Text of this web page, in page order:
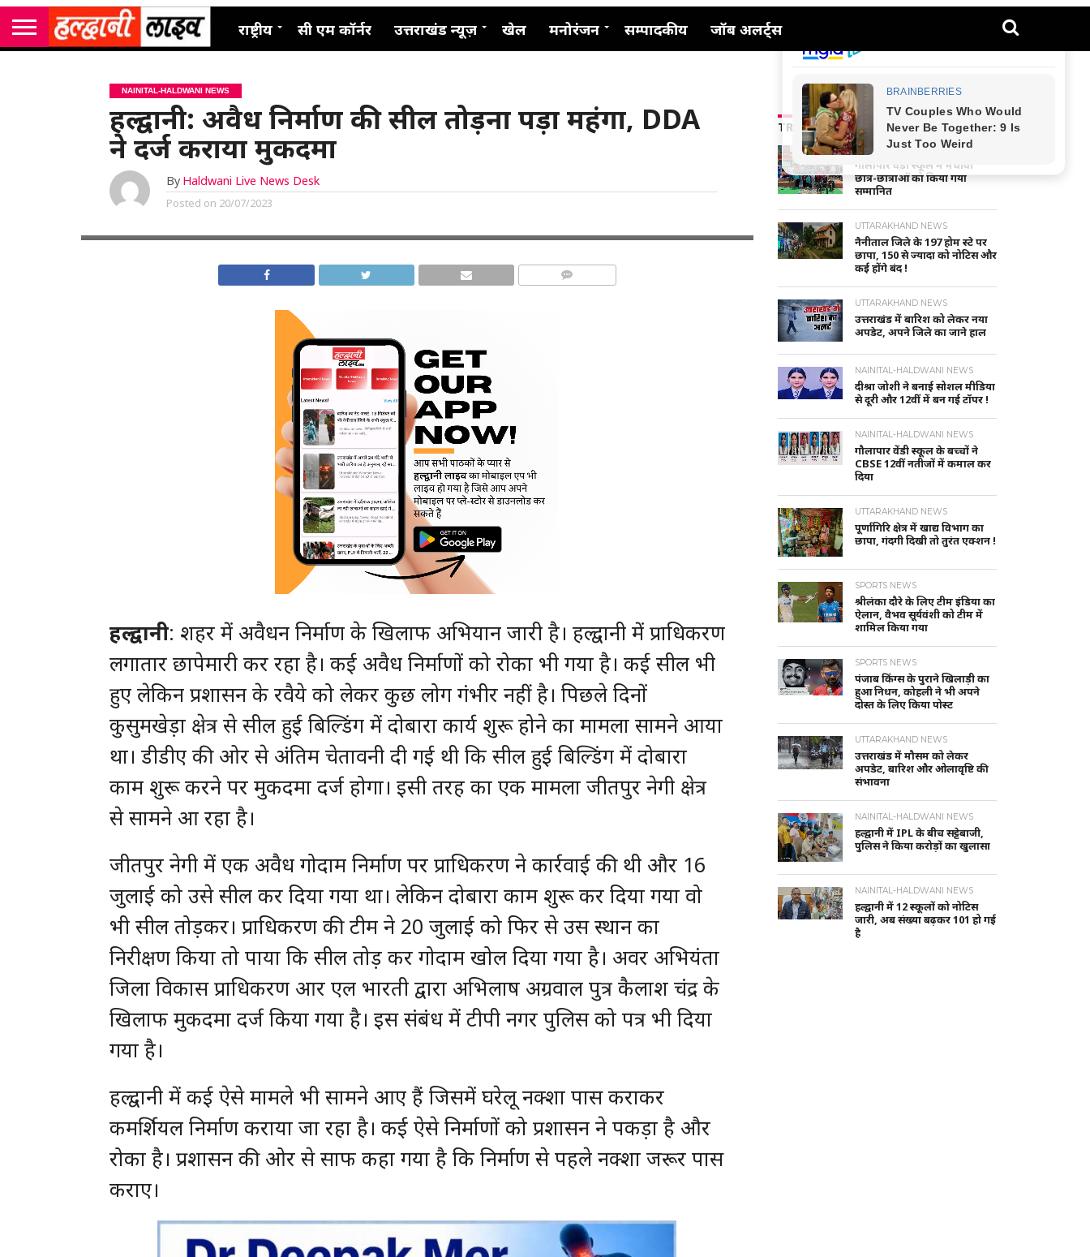
राष्ट्रीय सी एम कॉर्नर उत्तराखंड न्यूज़ खेल मनोरंजन सम्पादकीय जॉब अलर्ट्स
NAINITAL-HALDWANI NEWS
हल्द्वानी: अवैध निर्माण की सील तोड़ना पड़ा महंगा, DDA
ने दर्ज कराया मुकदमा
By Haldwani Live News Desk
Posted on 20/07/2023
हल्द्वानी: शहर में अवैधन निर्माण के खिलाफ अभियान जारी है। हल्द्वानी में प्राधिकरण
लगातार छापेमारी कर रहा है। कई अवैध निर्माणों को रोका भी गया है। कई सील भी
हुए लेकिन प्रशासन के रवैये को लेकर कुछ लोग गंभीर नहीं है। पिछले दिनों
कुसुमखेड़ा क्षेत्र से सील हुई बिल्डिंग में दोबारा कार्य शुरू होने का मामला सामने आया
था। डीडीए की ओर से अंतिम चेतावनी दी गई थी कि सील हुई बिल्डिंग में दोबारा
काम शुरू करने पर मुकदमा दर्ज होगा। इसी तरह का एक मामला जीतपुर नेगी क्षेत्र
से सामने आ रहा है।
जीतपुर नेगी में एक अवैध गोदाम निर्माण पर प्राधिकरण ने कार्रवाई की थी और 16
जुलाई को उसे सील कर दिया गया था। लेकिन दोबारा काम शुरू कर दिया गया वो
भी सील तोड़कर। प्राधिकरण की टीम ने 20 जुलाई को फिर से उस स्थान का
निरीक्षण किया तो पाया कि सील तोड़ कर गोदाम खोल दिया गया है। अवर अभियंता
जिला विकास प्राधिकरण आर एल भारती द्वारा अभिलाष अग्रवाल पुत्र कैलाश चंद्र के
खिलाफ मुकदमा दर्ज किया गया है। इस संबंध में टीपी नगर पुलिस को पत्र भी दिया
गया है।
हल्द्वानी में कई ऐसे मामले भी सामने आए हैं जिसमें घरेलू नक्शा पास कराकर
कमर्शियल निर्माण कराया जा रहा है। कई ऐसे निर्माणों को प्रशासन ने पकड़ा है और
रोका है। प्रशासन की ओर से साफ कहा गया है कि निर्माण से पहले नक्शा जरूर पास
कराए।
TRENDING NEWS
NAINITAL-HALDWANI NEWS
गौलापार वैंडी स्कूल में मेधावी
छात्र-छात्राओं को किया गया
सम्मानित
UTTARAKHAND NEWS
नैनीताल जिले के 197 होम स्टे पर
छापा, 150 से ज्यादा को नोटिस और
कई होंगे बंद !
UTTARAKHAND NEWS
उत्तराखंड में बारिश को लेकर नया
अपडेट, अपने जिले का जाने हाल
NAINITAL-HALDWANI NEWS
दीश्रा जोशी ने बनाई सोशल मीडिया
से दूरी और 12वीं में बन गई टॉपर !
NAINITAL-HALDWANI NEWS
गौलापार वेंडी स्कूल के बच्चों ने
CBSE 12वीं नतीजों में कमाल कर
दिया
UTTARAKHAND NEWS
पूर्णागिरि क्षेत्र में खाद्य विभाग का
छापा, गंदगी दिखी तो तुरंत एक्शन !
SPORTS NEWS
श्रीलंका दौरे के लिए टीम इंडिया का
ऐलान, वैभव सूर्यवंशी को टीम में
शामिल किया गया
SPORTS NEWS
पंजाब किंग्स के पुराने खिलाड़ी का
हुआ निधन, कोहली ने भी अपने
दोस्त के लिए किया पोस्ट
UTTARAKHAND NEWS
उत्तराखंड में मौसम को लेकर
अपडेट, बारिश और ओलावृष्टि की
संभावना
NAINITAL-HALDWANI NEWS
हल्द्वानी में IPL के बीच सट्टेबाजी,
पुलिस ने किया करोड़ों का खुलासा
NAINITAL-HALDWANI NEWS
हल्द्वानी में 12 स्कूलों को नोटिस
जारी, अब संख्या बढ़कर 101 हो गई
है